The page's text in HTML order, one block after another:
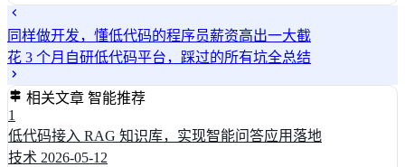
同样做开发，懂低代码的程序员薪资高出一大截
花 3 个月自研低代码平台，踩过的所有坑全总结
相关文章 智能推荐
1
低代码接入 RAG 知识库，实现智能问答应用落地
技术 2026-05-12